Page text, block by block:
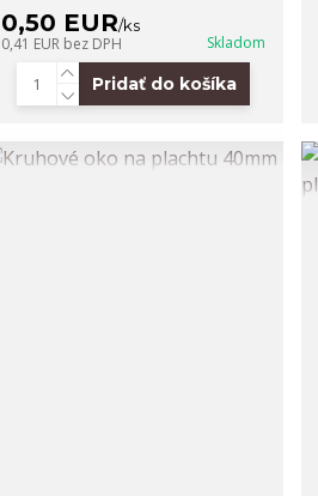
0,50 EUR/ks
0,41 EUR bez DPH Skladom
Pridať do košíka